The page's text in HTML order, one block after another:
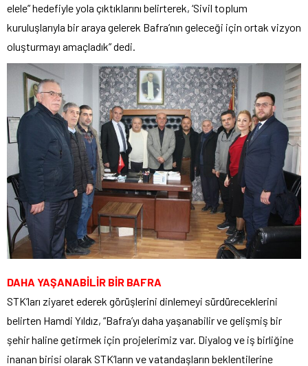
elele” hedefiyle yola çıktıklarını belirterek, ‘Sivil toplum
kuruluşlarıyla bir araya gelerek Bafra’nın geleceği için ortak vizyon
oluşturmayı amaçladık” dedi.
DAHA YAŞANABİLİR BİR BAFRA
STK’ları ziyaret ederek görüşlerini dinlemeyi sürdüreceklerini
belirten Hamdi Yıldız, “Bafra’yı daha yaşanabilir ve gelişmiş bir
şehir haline getirmek için projelerimiz var. Diyalog ve iş birliğine
inanan birisi olarak STK’ların ve vatandaşların beklentilerine